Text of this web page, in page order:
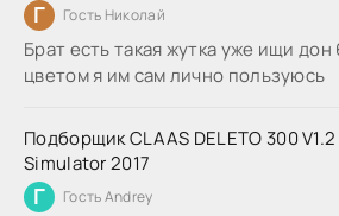
Г Гость Николай
Брат есть такая жутка уже ищи
цветом я им сам лично пользуюсь
Подборщик CLAAS DELETO 300
Simulator 2017
Г Гость Andrey